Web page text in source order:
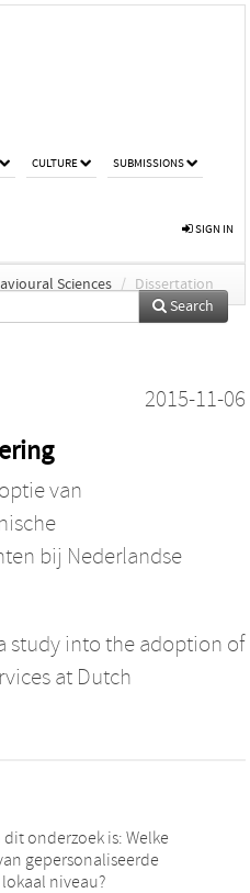
CULTURE SUBMISSIONS
SIGN IN
Sciences / Dissertation
Search
2015-11-06
van
bij Nederlandse
study into the adoption of
at Dutch
onderzoek is: Welke
gepersonaliseerde
niveau?